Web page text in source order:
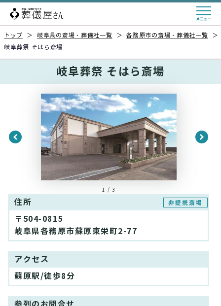
トップ ＞ 岐阜県の斎場・葬儀社一覧 ＞ 各務原市の斎場・葬儀社一覧
＞
岐阜葬祭 そはら斎場
岐阜葬祭 そはら斎場
1 / 3
住所 非提携斎場
〒504-0815
岐阜県各務原市蘇原東栄町2-77
アクセス
蘇原駅/徒歩8分